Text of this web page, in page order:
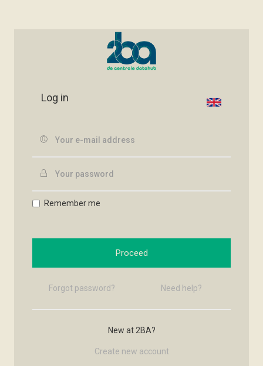
Log in
Remember me
Proceed
Forgot password? Need help?
New at 2BA?
Create new account